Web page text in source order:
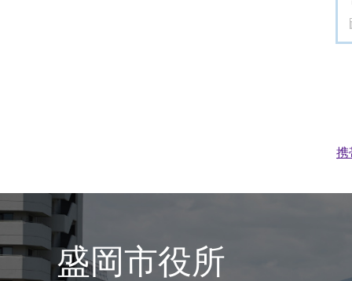
携
盛岡市役所